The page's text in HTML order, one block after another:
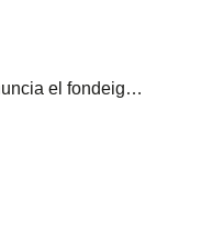
el fondeig…